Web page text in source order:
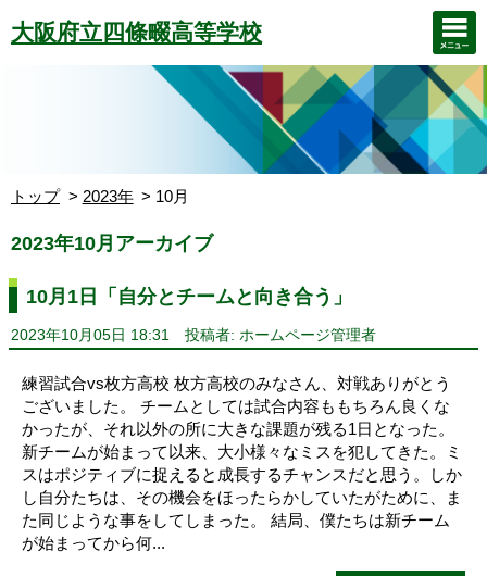
大阪府立四條畷高等学校
トップ 2023年 10月
2023年10月アーカイブ
10月1日「自分とチームと向き合う」
2023年10月05日 18:31 投稿者: ホームページ管理者
練習試合vs枚方高校 枚方高校のみなさん、対戦ありがとう
ございました。 チームとしては試合内容ももちろん良くな
かったが、それ以外の所に大きな課題が残る1日となった。
新チームが始まって以来、大小様々なミスを犯してきた。ミ
スはポジティブに捉えると成長するチャンスだと思う。しか
し自分たちは、その機会をほったらかしていたがために、ま
た同じような事をしてしまった。 結局、僕たちは新チーム
が始まってから何...